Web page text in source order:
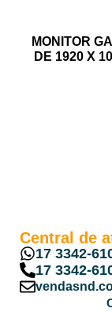
MONITOR
DE 1920 X
Central de
17 3342-
17 3342-